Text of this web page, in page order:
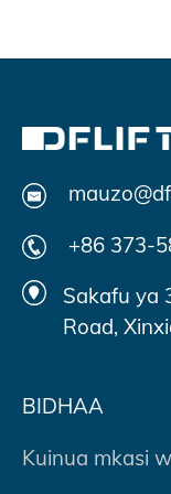
+86 373-
Sakafu ya
Road,
BIDHAA
Kuinua mkasi